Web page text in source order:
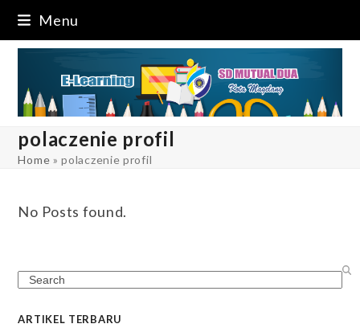
content
Menu
polaczenie profil
Home »polaczenie profil
No Posts found.
Search
ARTIKEL TERBARU